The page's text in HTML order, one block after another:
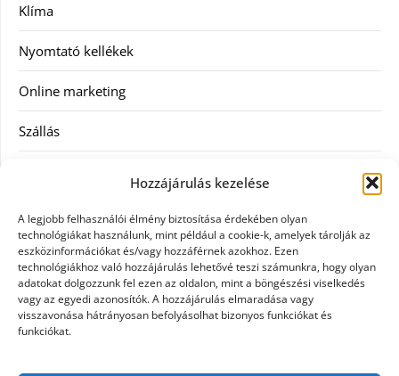
Hozzájárulás kezelése
A legjobb felhasználói élmény biztosítása érdekében olyan
technológiákat használunk, mint például a cookie-k, amelyek tárolják az
eszközinformációkat és/vagy hozzáférnek azokhoz. Ezen
technológiákhoz való hozzájárulás lehetővé teszi számunkra, hogy olyan
adatokat dolgozzunk fel ezen az oldalon, mint a böngészési viselkedés
vagy az egyedi azonosítók. A hozzájárulás elmaradása vagy
visszavonása hátrányosan befolyásolhat bizonyos funkciókat és
funkciókat.
Klíma
Nyomtató kellékek
Online marketing
Szállás
Szellőztető
Szolgáltatás
Táskák
Utazás
Vásárlás